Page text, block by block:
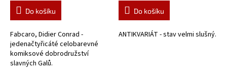
Do košíku
Fabcaro, Didier Conrad -
jedenačtyřicáté celobarevné
komiksové dobrodružství
slavných Galů.
Do košíku
ANTIKVARIÁT - stav velmi slušný.